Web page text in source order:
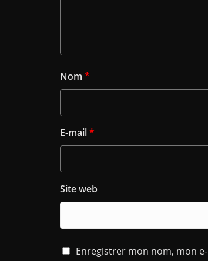
Nom *
E-mail*
Site web
Enregistrer mon nom, mon